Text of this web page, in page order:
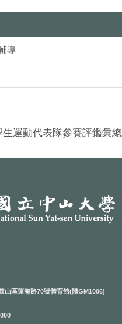
導
生運動代表隊參賽評鑑彙
山區蓮海路70號體育館(體GM1006)